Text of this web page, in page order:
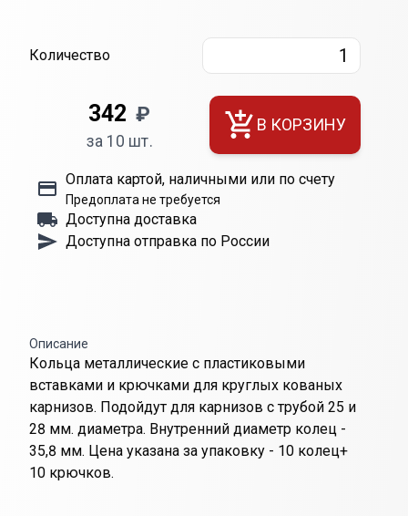
Количество
342 ₽
за 10 шт.
В КОРЗИНУ
Оплата картой, наличными или по счету
Предоплата не требуется
Доступна доставка
Доступна отправка по России
Описание
Кольца металлические с пластиковыми
вставками и крючками для круглых кованых
карнизов. Подойдут для карнизов с трубой 25 и
28 мм. диаметра. Внутренний диаметр колец -
35,8 мм. Цена указана за упаковку - 10 колец+
10 крючков.